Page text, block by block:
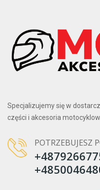
Specjalizujemy się w
części i akcesoria
POTRZEBUJESZ